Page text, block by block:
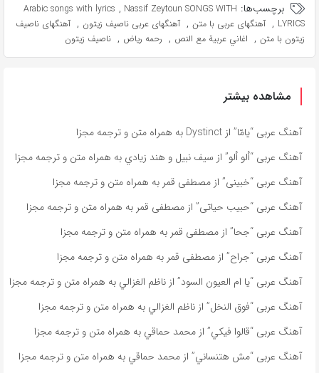
برچسب‌ها: Arabic songs with lyrics , Nassif Zeytoun SONGS WITH
LYRICS
, آهنگهای عربی با متن , آهنگهای عربی ناصيف زيتون , آهنگهای ناصيف
زيتون با متن , اغاني عربية مع النص , رحمه ریاض , ناصيف زيتون
مشاهده بیشتر
آهنگ عربی “يامّا” از Dystinct به همراه متن و ترجمه مجزا
آهنگ عربی “ألو ألو” از سيف نبيل و هند زيادي به همراه متن و ترجمه مجزا
آهنگ عربی “خبينى” از مصطفى قمر به همراه متن و ترجمه مجزا
آهنگ عربی “حبيب حياتى” از مصطفى قمر به همراه متن و ترجمه مجزا
آهنگ عربی “جحا” از مصطفى قمر به همراه متن و ترجمه مجزا
آهنگ عربی “جراح” از مصطفى قمر به همراه متن و ترجمه مجزا
آهنگ عربی “يا ام العيون السود” از ناظم الغزالي به همراه متن و ترجمه مجزا
آهنگ عربی “فوق النخل” از ناظم الغزالي به همراه متن و ترجمه مجزا
آهنگ عربی “قالوا فيكي” از محمد حماقي به همراه متن و ترجمه مجزا
آهنگ عربی “مش هتنساني” از محمد حماقي به همراه متن و ترجمه مجزا